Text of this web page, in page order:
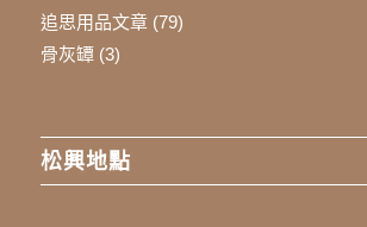
追思用品文章(79)
骨灰罈(3)
松興地點